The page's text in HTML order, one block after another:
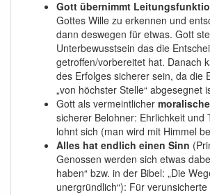
Gott übernimmt
Gottes Wille zu erkennen und
dann deswegen für etwas. Gott
Unterbewusstsein das die
getroffen/vorbereitet hat. Danach
des Erfolges sicherer sein, da die
„von höchster Stelle“ abgesegnet
Gott als vermeintlicher
sicherer Belohner: Ehrlichkeit und
lohnt sich (man wird mit Himmel
Alles hat endlich einen Sinn
Genossen werden sich etwas
haben“ bzw. in der Bibel: „Die
unergründlich“): Für